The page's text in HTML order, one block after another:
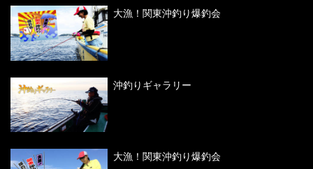
大漁！関東沖釣り爆釣会
沖釣りギャラリー
大漁！関東沖釣り爆釣会